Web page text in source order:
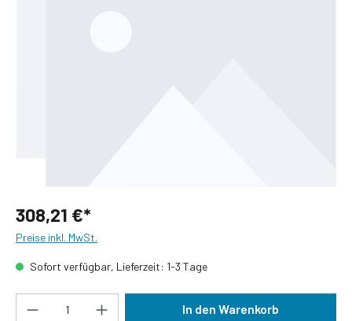
308,21 €*
Preise inkl. MwSt.
Sofort verfügbar, Lieferzeit: 1-3 Tage
Produkt Anzahl: Gib den gewünschten Wert
In den Warenkorb